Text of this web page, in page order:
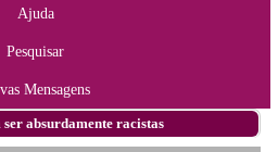
Ajuda
Pesquisar
Mensagens
absurdamente racistas